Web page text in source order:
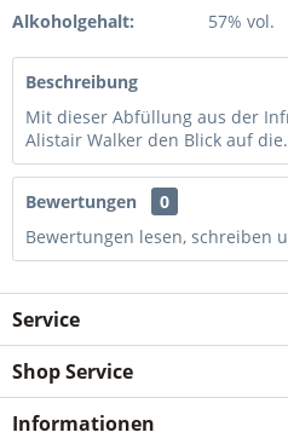
Alkoholgehalt:
57% vol.
Beschreibung
Mit dieser Abfüllung aus der
Alistair Walker den Blick auf
Bewertungen
0
Bewertungen lesen, schreiben
Service
Shop Service
Informationen